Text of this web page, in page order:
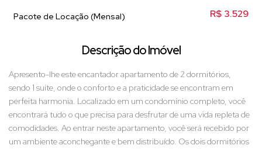
R$ 3.529
Pacote de Locação (Mensal)
Descrição do Imóvel
Apresento-lhe este encantador apartamento de 2 dormitórios,
sendo 1 suíte, onde o conforto e a praticidade se encontram em
perfeita harmonia. Localizado em um condomínio completo, você
encontrará tudo o que precisa para desfrutar de uma vida repleta de
comodidades. Ao entrar neste apartamento, você será recebido por
um ambiente aconchegante e bem distribuído. Os dois dormitórios